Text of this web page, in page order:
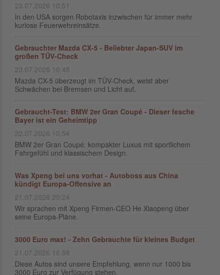
23.07.2026 10:51
In den USA sorgen Robotaxis inzwischen für immer mehr
kuriose Feuerwehreinsätze.
Gebrauchter Mazda CX-5 - Beliebter Japan-SUV im
großen TÜV-Check
23.07.2026 10:48
Mazda CX-5 überzeugt im TÜV-Check, weist aber
Schwächen bei Bremsen und Licht auf.
Gebraucht-Test: BMW 2er Gran Coupé - Dieser fesche
Bayer ist ein Geheimtipp
22.07.2026 10:54
BMW 2er Gran Coupé: kompakter Luxus mit sportlichem
Fahrgefühl und klassischem Design.
Was Xpeng bei uns vorhat - Autoboss aus China
kündigt Europa-Offensive an
21.07.2026 20:24
Wir sprachen mit Xpeng Firmen-CEO He Xiaopeng über
seine Europa-Pläne.
3000 Euro max! - Zehn Gebrauchte für kleines Budget
21.07.2026 16:58
Diese Autos sind unsere Empfehlung, wenn nur 1000 bis
3000 Euro zur Verfügung stehen.